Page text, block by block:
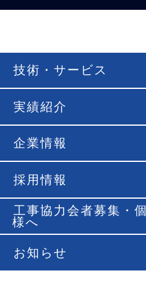
技術・サービス
実績紹介
企業情報
採用情報
工事協力会者募集・
様へ
お知らせ